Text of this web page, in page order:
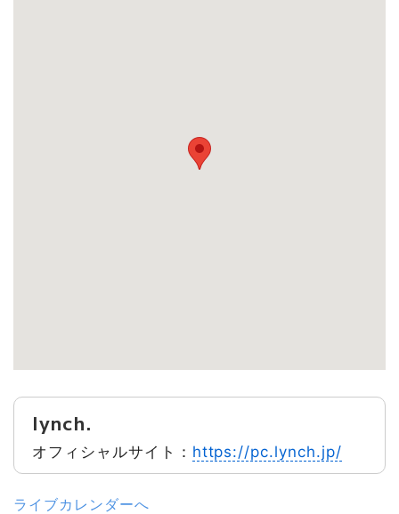
lynch.
オフィシャルサイト： https://pc.lynch.jp/
ライブカレンダーへ